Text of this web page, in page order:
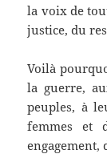
la voix de
justice, du
Voilà
la guerre,
peuples, à
femmes et
engagement,